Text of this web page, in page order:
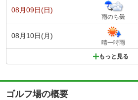
08月09日(日)
雨のち曇
08月10日(月)
晴一時雨
もっと見る
ゴルフ場の概要